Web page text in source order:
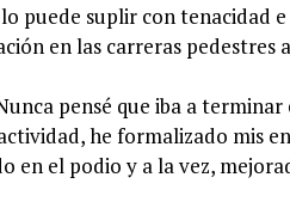
puede suplir con tenacidad
en las carreras pedestres
pensé que iba a
he formalizado mis
en el podio y a la vez,